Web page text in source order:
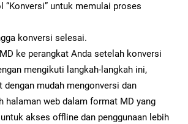
“Konversi” untuk memulai proses
konversi selesai.
ke perangkat Anda setelah konversi
mengikuti langkah-langkah ini,
dengan mudah mengonversi dan
halaman web dalam format MD yang
akses offline dan penggunaan lebih